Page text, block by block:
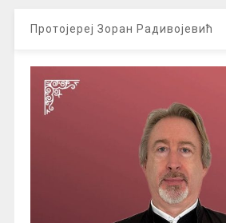
Протојереј Зоран Радивојевић